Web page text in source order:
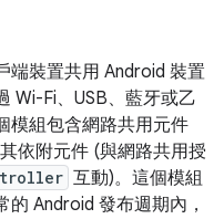
端裝置共用 Android 裝置
Wi-Fi、USB、藍牙或乙
模組包含網路共用元件
依附元件 (與網路共用授
互動)。這個模組
Android 發布週期內，